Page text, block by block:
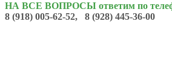
НА ВСЕ ВОПРОСЫ ответим по
8 (918) 005-62-52, 8 (928) 445-36-00